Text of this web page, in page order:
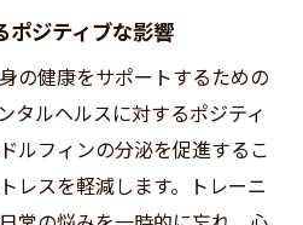
ポジティブな影響
の健康をサポートするための
タルヘルスに対するポジティ
ルフィンの分泌を促進するこ
レスを軽減します。トレーニ